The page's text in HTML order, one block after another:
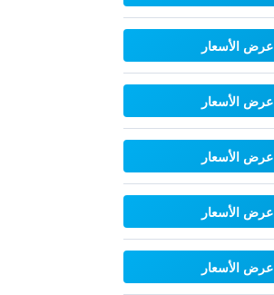
عرض الأسعار
عرض الأسعار
عرض الأسعار
عرض الأسعار
عرض الأسعار